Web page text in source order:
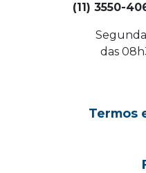
(11) 3550-
das
Termos